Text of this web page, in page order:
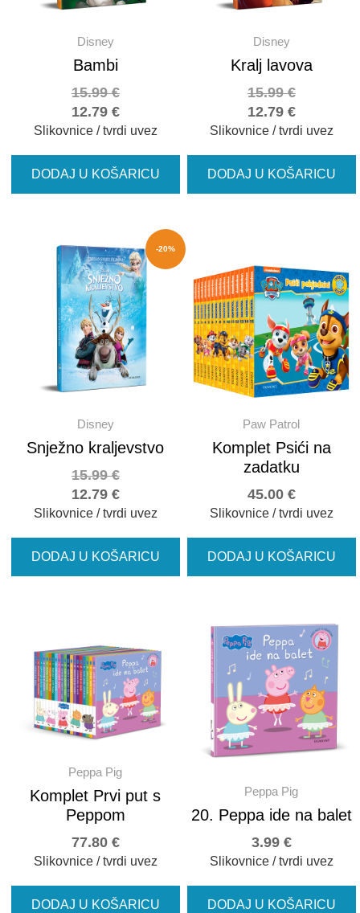
Disney
Bambi
12.79 €
15.99€
Slikovnice / tvrdi uvez
DODAJ U KOŠARICU
Disney
Kralj lavova
12.79 €
15.99€
Slikovnice / tvrdi uvez
DODAJ U KOŠARICU
-20%
Disney
Snježno kraljevstvo
12.79 €
15.99€
Slikovnice / tvrdi uvez
DODAJ U KOŠARICU
Paw Patrol
Komplet Psići na
zadatku
45.00 €
Slikovnice / tvrdi uvez
DODAJ U KOŠARICU
Peppa Pig
Komplet Prvi put s
Peppom
77.80 €
Slikovnice / tvrdi uvez
DODAJ U KOŠARICU
Peppa Pig
20. Peppa ide na balet
3.99 €
Slikovnice / tvrdi uvez
DODAJ U KOŠARICU